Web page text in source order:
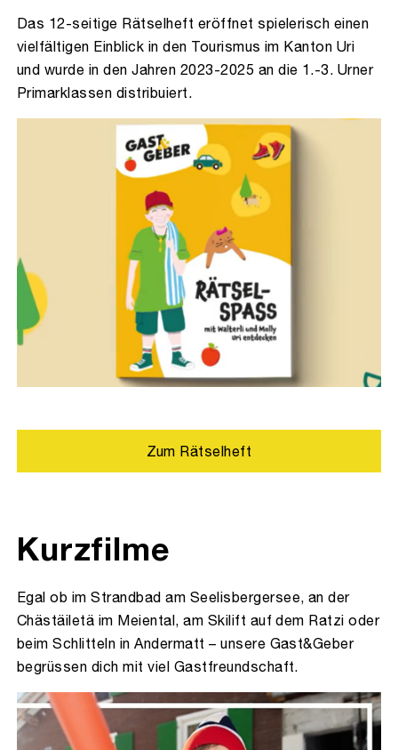
Das 12-seitige Rätselheft eröffnet spielerisch einen
vielfältigen Einblick in den Tourismus im Kanton Uri
und wurde in den Jahren 2023-2025 an die 1.-3. Urner
Primarklassen distribuiert.
Zum Rätselheft
Kurzfilme
Egal ob im Strandbad am Seelisbergersee, an der
Chästäiletä im Meiental, am Skilift auf dem Ratzi oder
beim Schlitteln in Andermatt – unsere Gast&Geber
begrüssen dich mit viel Gastfreundschaft.